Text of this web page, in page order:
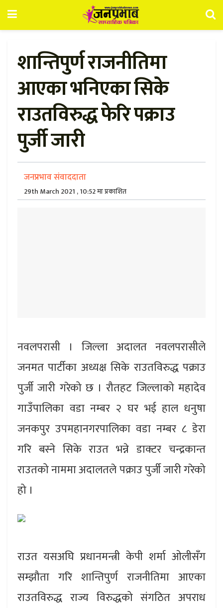
शान्तिपुर्ण राजनीतिमा
आएका भनिएका सिके
राउतविरुद्ध फेरि पक्राउ
पुर्जी जारी
जनप्रभाव संवाददाता
29th March 2021 , 10:52 मा प्रकाशित
नवलपरासी । जिल्ला अदालत नवलपरासीले
जनमत पार्टीका अध्यक्ष सिके राउतविरुद्ध पक्राउ
पुर्जी जारी गरेको छ । रौतहट जिल्लाको महादेव
गाउँपालिका वडा नम्बर २ घर भई हाल धनुषा
जनकपुर उपमहानगरपालिका वडा नम्बर ८ डेरा
गरि बस्ने सिके राउत भन्ने डाक्टर चन्द्रकान्त
राउतको नाममा अदालतले पक्राउ पुर्जी जारी गरेको
हो ।
राउत यसअघि प्रधानमन्त्री केपी शर्मा ओलीसँग
सम्झौता गरि शान्तिपुर्ण राजनीतिमा आएका
राउतविरुद्ध राज्य विरुद्धको संगठित अपराध